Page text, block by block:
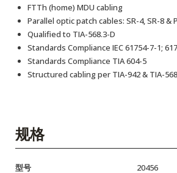
FTTh (home) MDU cabling
Parallel optic patch cables: SR-4, SR-8 &
Qualified to TIA-568.3-D
Standards Compliance IEC 61754-7-1;
Standards Compliance TIA 604-5
Structured cabling per TIA-942 & TIA-568
规格
型号 20456